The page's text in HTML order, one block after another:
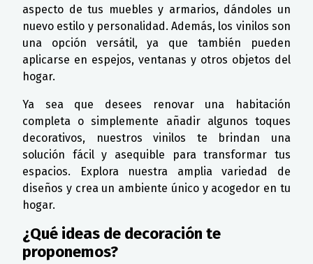
aspecto de tus muebles y armarios, dándoles un
nuevo estilo y personalidad. Además, los vinilos son
una opción versátil, ya que también pueden
aplicarse en espejos, ventanas y otros objetos del
hogar.
Ya sea que desees renovar una habitación
completa o simplemente añadir algunos toques
decorativos, nuestros vinilos te brindan una
solución fácil y asequible para transformar tus
espacios. Explora nuestra amplia variedad de
diseños y crea un ambiente único y acogedor en tu
hogar.
¿Qué ideas de decoración te
proponemos?